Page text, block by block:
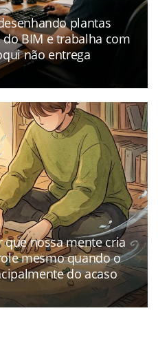
plantas
BIM e trabalha com
não entrega
nossa mente cria
mesmo quando o
do acaso